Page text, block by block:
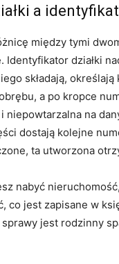
a
między tymi
Identyfikator działki
składają,
a po kropce
niepowtarzalna na
dostają kolejne
ta utworzona
nabyć
co jest zapisane w
jest rodzinny